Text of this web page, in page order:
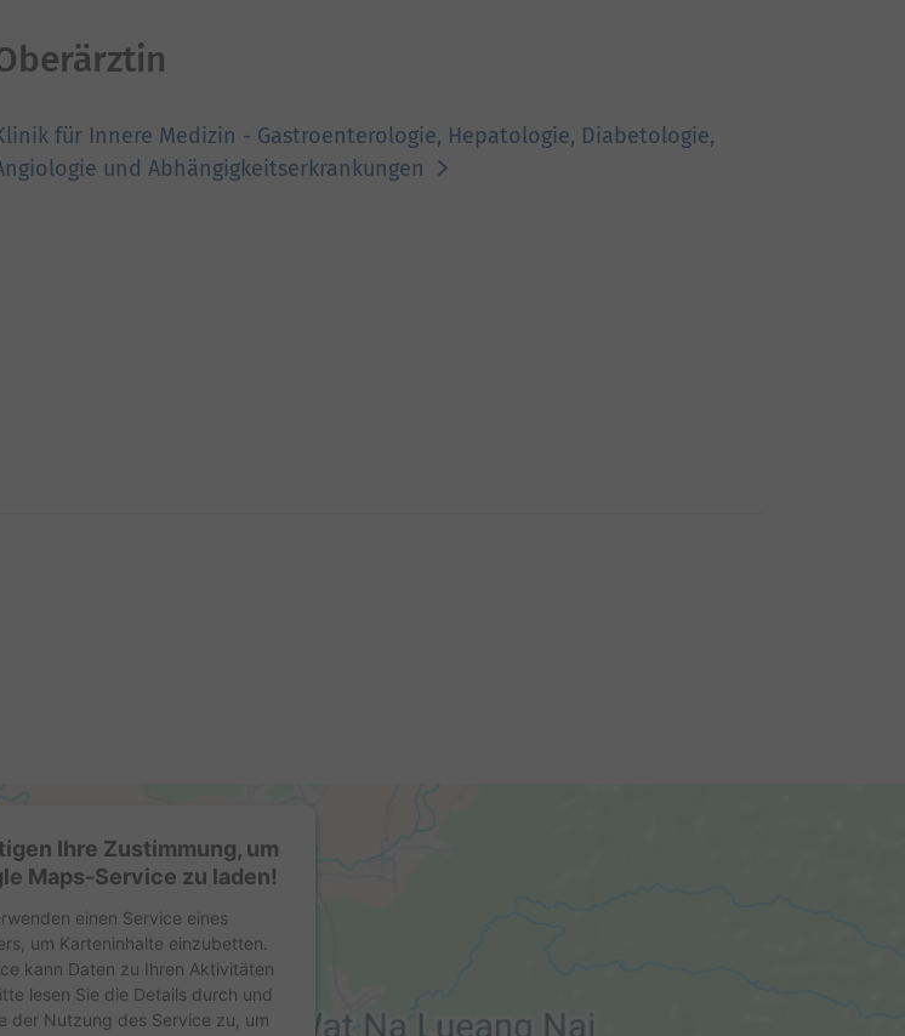
für Innere Medizin - Gastroenterologie, Hepatologie, Diabetologie,
und Abhängigkeitserkrankungen
Ihre Zustimmung, um
Maps-Service zu laden!
einen Service eines
um Karteninhalte einzubetten.
kann Daten zu Ihren Aktivitäten
lesen Sie die Details durch und
der Nutzung des Service zu, um